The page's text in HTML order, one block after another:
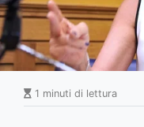
1 minuti di lettura